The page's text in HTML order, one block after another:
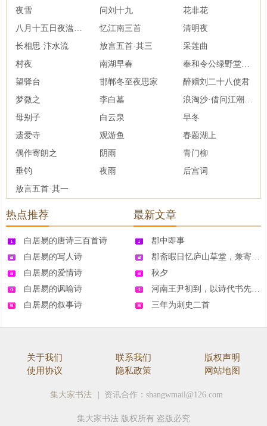
夜雪
问刘十九
花非花
八月十五日夜湓亭望月
忆江南三首
清明夜
长相思·汴水流
放言五首·其三
采莲曲
村夜
南湖早春
奉和令公绿野堂种花
望驿台
邯郸冬至夜思家
醉赠刘二十八使君
梦微之
李白墓
浪淘沙·借问江潮与海水
母别子
白云泉
早冬
遗爱寺
观游鱼
春题湖上
偶作寄朗之
阴雨
青门柳
垂钓
夜雨
后宫词
放言五首·其一
热点推荐
白居易的唐诗三百首诗
白居易的写人诗
白居易的爱情诗
白居易的讽喻诗
白居易的叙事诗
最新文章
郡中即事
郡斋暇日忆庐山草堂，兼寄二林僧社三十韵，
秋夕
河南王尹初到，以诗代书先问之
三年为刺史二首
关于我们 联系我们
版权声明
使用协议
隐私政策 网站地图
集大家书法 | 资讯合作：shangwmail@126.com
集大家书法 版权所有 盗版必究